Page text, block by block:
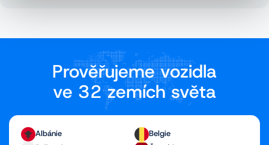
Prověřujeme vozidla
ve 32 zemích světa
Albánie
Belgie